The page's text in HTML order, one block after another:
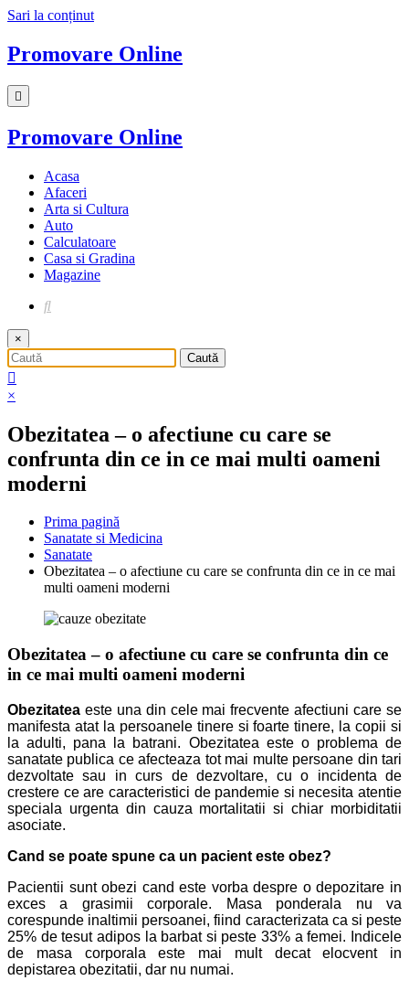
Sari la conținut
Promovare Online
Promovare Online
Acasa
Afaceri
Arta si Cultura
Auto
Calculatoare
Casa si Gradina
Magazine
×
×
Obezitatea – o afectiune cu care se
confrunta din ce in ce mai multi oameni
moderni
Prima pagină
Sanatate si Medicina
Sanatate
Obezitatea – o afectiune cu care se confrunta din ce in ce mai
multi oameni moderni
Obezitatea – o afectiune cu care se confrunta din ce
in ce mai multi oameni moderni
Obezitatea este una din cele mai frecvente afectiuni care se
manifesta atat la persoanele tinere si foarte tinere, la copii si
la adulti, pana la batrani. Obezitatea este o problema de
sanatate publica ce afecteaza tot mai multe persoane din tari
dezvoltate sau in curs de dezvoltare, cu o incidenta de
crestere ce are caracteristici de pandemie si necesita atentie
speciala urgenta din cauza mortalitatii si chiar morbiditatii
asociate.
Cand se poate spune ca un pacient este obez?
Pacientii sunt obezi cand este vorba despre o depozitare in
exces a grasimii corporale. Masa ponderala nu va
corespunde inaltimii persoanei, fiind caracterizata ca si peste
25% de tesut adipos la barbat si peste 33% a femei. Indicele
de masa corporala este mai mult decat elocvent in
depistarea obezitatii, dar nu numai.